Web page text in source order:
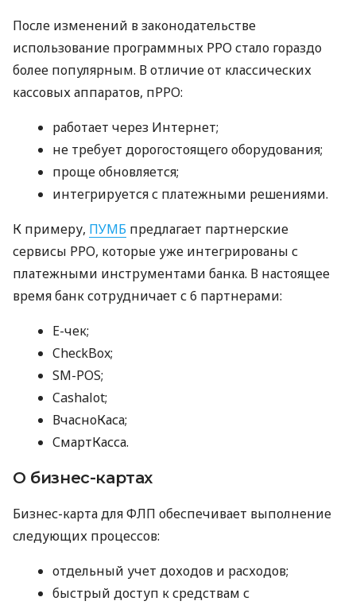
После изменений в законодательстве
использование программных РРО стало гораздо
более популярным. В отличие от классических
кассовых аппаратов, пРРО:
работает через Интернет;
не требует дорогостоящего оборудования;
проще обновляется;
интегрируется с платежными решениями.
К примеру, ПУМБ предлагает партнерские
сервисы РРО, которые уже интегрированы с
платежными инструментами банка. В настоящее
время банк сотрудничает с 6 партнерами:
E-чек;
CheckBox;
SM-POS;
Cashalot;
ВчасноКаса;
СмартКасса.
О бизнес-картах
Бизнес-карта для ФЛП обеспечивает выполнение
следующих процессов:
отдельный учет доходов и расходов;
быстрый доступ к средствам с